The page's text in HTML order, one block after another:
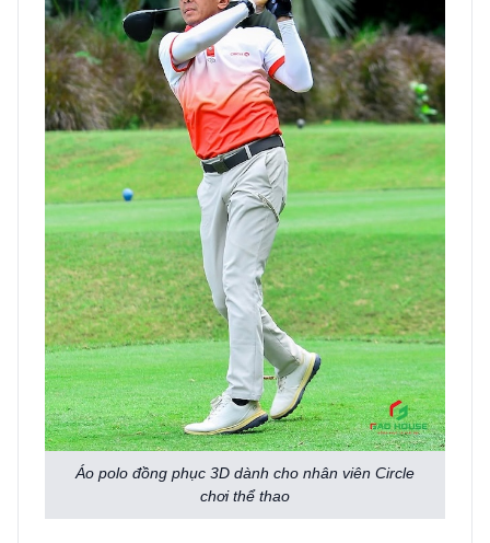
Áo polo đồng phục 3D dành cho nhân viên Circle
chơi thể thao